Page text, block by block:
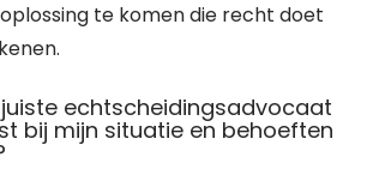
te komen die recht doet
juiste echtscheidingsadvocaat
bij mijn situatie en behoeften